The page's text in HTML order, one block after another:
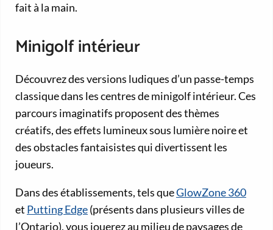
fait à la main.
Minigolf intérieur
Découvrez des versions ludiques d’un passe-temps
classique dans les centres de minigolf intérieur. Ces
parcours imaginatifs proposent des thèmes
créatifs, des effets lumineux sous lumière noire et
des obstacles fantaisistes qui divertissent les
joueurs.
Dans des établissements, tels queGlowZone 360
et Putting Edge(présents dans plusieurs villes de
l’Ontario), vous jouerez au milieu de paysages de